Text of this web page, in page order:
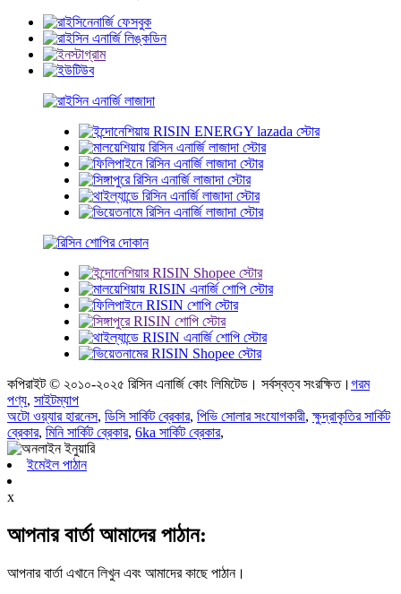
কপিরাইট © ২০১০-২০২৫ রিসিন এনার্জি কোং লিমিটেড। সর্বস্বত্ব সংরক্ষিত। গরম
পণ্য, সাইটম্যাপ
অটো ওয়্যার হারনেস, ডিসি সার্কিট ব্রেকার, পিভি সোলার সংযোগকারী,ক্ষুদ্রাকৃতির সার্কিট
ব্রেকার, মিনি সার্কিট ব্রেকার, 6ka সার্কিট ব্রেকার,
ইমেইল পাঠান
x
আপনার বার্তা আমাদের পাঠান:
আপনার বার্তা এখানে লিখুন এবং আমাদের কাছে পাঠান।